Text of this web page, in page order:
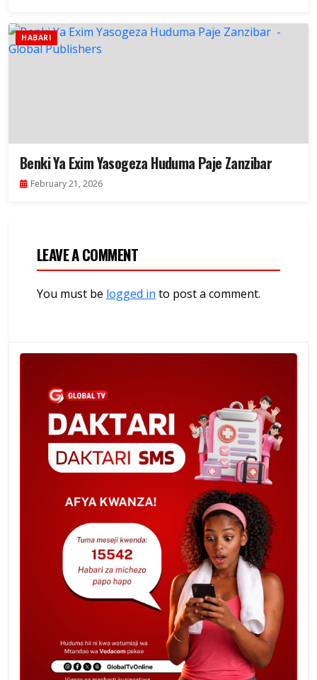
HABARI
Benki Ya Exim Yasogeza Huduma Paje Zanzibar
February 21, 2026
LEAVE A COMMENT
You must be logged in to post a comment.